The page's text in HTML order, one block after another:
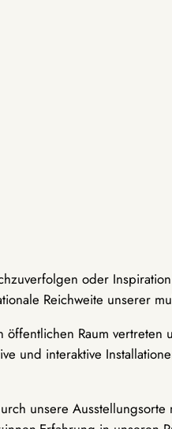
oder
Reichweite unserer
Raum
und interaktive
unsere